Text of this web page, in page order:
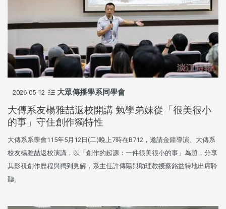
2026-05-12 大眾傳播學系同學會
大傳系友楊雅喆返校開講 勉學弟妹從「很美很小
的事」守住創作獨特性
大傳系系學會115年5月12日(二)晚上7時在B712，邀請金鐘導演、大傳系
校友楊雅喆返校演講，以「創作的起源：一件很美很小的事」為題，分享
其影視創作歷程與獨到見解，系主任許傳陽與助理教授蔡銘益特地出席聆
聽。